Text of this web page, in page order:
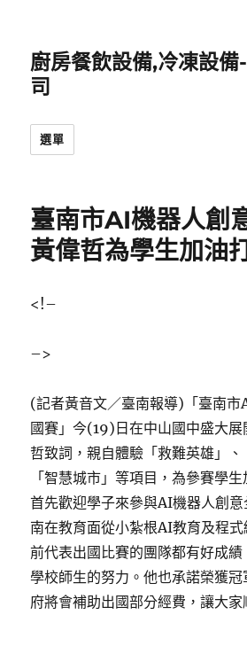
廚房餐飲設備,冷凍設
司
選單
臺南市AI機器人創
黃偉哲為學生加油
<!–
–>
(記者黃音文／臺南報導)「臺南市
國賽」今(19)日在中山國中盛大
哲致詞，親自體驗「救難英雄」、
「智慧城市」等項目，為參賽學
首先歡迎學子來參與AI機器人創
南在教育面從小紮根AI教育及程
前代表出國比賽的團隊都有好成
學校師生的努力。他也承諾榮獲
府將會補助出國部分經費，讓大家